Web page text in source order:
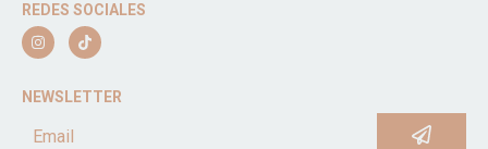
REDES SOCIALES
NEWSLETTER